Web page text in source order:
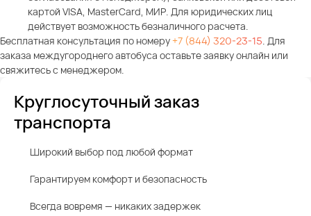
картой VISA, MasterCard, МИР. Для юридических лиц
действует возможность безналичного расчета.
Бесплатная консультация по номеру+7 (844) 320-23-15 . Для
заказа междугороднего автобуса оставьте заявку онлайн или
свяжитесь с менеджером.
Круглосуточный заказ
транспорта
Широкий выбор под любой формат
Гарантируем комфорт и безопасность
Всегда вовремя — никаких задержек